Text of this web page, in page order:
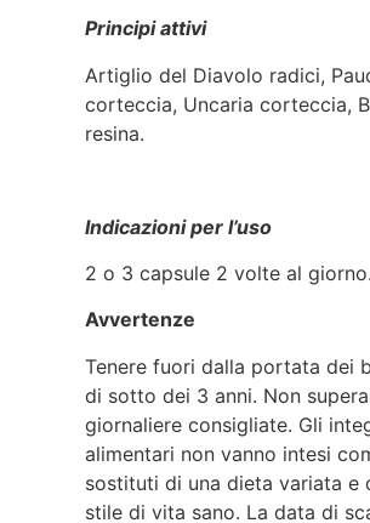
Principi attivi
Artiglio del Diavolo radici,
corteccia, Uncaria corteccia,
resina.
Indicazioni per l’uso
2 o 3 capsule 2 volte al giorno.
Avvertenze
Tenere fuori dalla portata dei
di sotto dei 3 anni. Non
giornaliere consigliate. Gli
alimentari non vanno intesi
sostituti di una dieta variata e
stile di vita sano. La data di